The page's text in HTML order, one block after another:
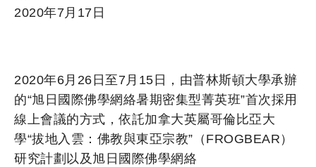
2020年7月17日
2020年6月26日至7月15日，由普林斯頓大學承辦
的“旭日國際佛學網絡暑期密集型菁英班”首次採用
線上會議的方式，依託加拿大英屬哥倫比亞大
學“拔地入雲：佛教與東亞宗教”（FROGBEAR）
研究計劃以及旭日國際佛學網絡